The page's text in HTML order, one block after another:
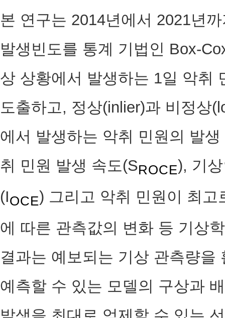
본 연구는 2014년에서 2021년
발생빈도를 통계 기법인 Box-
상 상황에서 발생하는 1일 악취
도출하고, 정상(inlier)과 비정상
에서 발생하는 악취 민원의 발
취 민원 발생 속도(SROCE), 기
(IOCE) 그리고 악취 민원이 최
에 따른 관측값의 변화 등 기상
결과는 예보되는 기상 관측량
예측할 수 있는 모델의 구상과